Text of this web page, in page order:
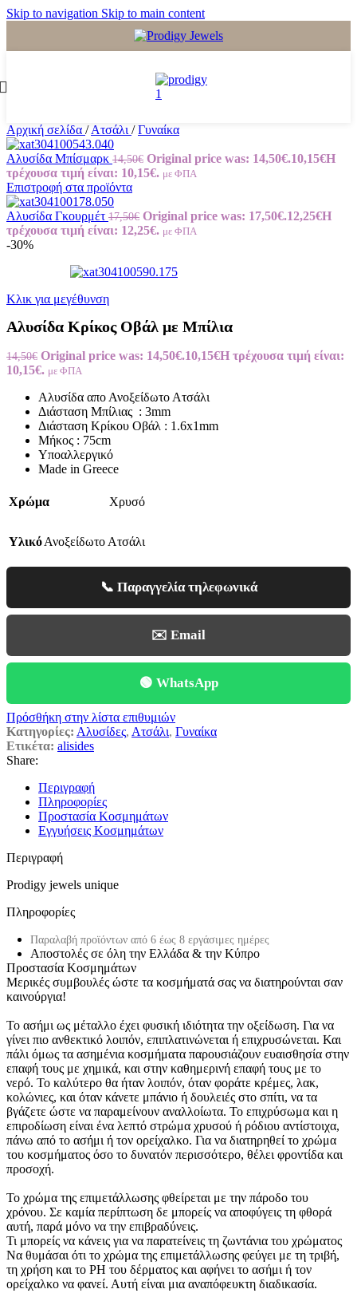
Skip to navigation Skip to main content
Αρχική σελίδα / Ατσάλι / Γυναίκα
Αλυσίδα Μπίσμαρκ 14,50€ Original price was: 14,50€.10,15€Η
τρέχουσα τιμή είναι: 10,15€. με ΦΠΑ
Επιστροφή στα προϊόντα
Αλυσίδα Γκουρμέτ 17,50€ Original price was: 17,50€.12,25€Η
τρέχουσα τιμή είναι: 12,25€. με ΦΠΑ
-30%
Κλικ για μεγέθυνση
Αλυσίδα Κρίκος Οβάλ με Μπίλια
14,50€ Original price was: 14,50€.10,15€Η τρέχουσα τιμή είναι:
10,15€. με ΦΠΑ
Αλυσίδα απο Ανοξείδωτο Ατσάλι
Διάσταση Μπίλιας : 3mm
Διάσταση Κρίκου Οβάλ : 1.6x1mm
Μήκος : 75cm
Υποαλλεργικό
Made in Greece
Χρώμα Χρυσό
ΥλικόΑνοξείδωτο Ατσάλι
📞 Παραγγελία τηλεφωνικά
✉️ Email
🟢 WhatsApp
Πρόσθήκη στην λίστα επιθυμιών
Κατηγορίες: Αλυσίδες, Ατσάλι, Γυναίκα
Ετικέτα: alisides
Share:
Περιγραφή
Πληροφορίες
Προστασία Κοσμημάτων
Εγγυήσεις Κοσμημάτων
Περιγραφή
Prodigy jewels unique
Πληροφορίες
Παραλαβή προϊόντων από 6 έως 8 εργάσιμες ημέρες
Αποστολές σε όλη την Ελλάδα & την Κύπρο
Προστασία Κοσμημάτων
Μερικές συμβουλές ώστε τα κοσμήματά σας να διατηρούνται σαν
καινούργια!
Το ασήμι ως μέταλλο έχει φυσική ιδιότητα την οξείδωση. Για να
γίνει πιο ανθεκτικό λοιπόν, επιπλατινώνεται ή επιχρυσώνεται. Και
πάλι όμως τα ασημένια κοσμήματα παρουσιάζουν ευαισθησία στην
επαφή τους με χημικά, και στην καθημερινή επαφή τους με το
νερό. Το καλύτερο θα ήταν λοιπόν, όταν φοράτε κρέμες, λακ,
κολώνιες, και όταν κάνετε μπάνιο ή δουλειές στο σπίτι, να τα
βγάζετε ώστε να παραμείνουν αναλλοίωτα. Το επιχρύσωμα και η
επιροδίωση είναι ένα λεπτό στρώμα χρυσού ή ρόδιου αντίστοιχα,
πάνω από το ασήμι ή τον ορείχαλκο. Για να διατηρηθεί το χρώμα
του κοσμήματος όσο το δυνατόν περισσότερο, θέλει φροντίδα και
προσοχή.
Το χρώμα της επιμετάλλωσης φθείρεται με την πάροδο του
χρόνου. Σε καμία περίπτωση δε μπορείς να αποφύγεις τη φθορά
αυτή, παρά μόνο να την επιβραδύνεις.
Τι μπορείς να κάνεις για να παρατείνεις τη ζωντάνια του χρώματος
Να θυμάσαι ότι το χρώμα της επιμετάλλωσης φεύγει με τη τριβή,
τη χρήση και το PH του δέρματος και αφήνει το ασήμι ή τον
ορείχαλκο να φανεί. Αυτή είναι μια αναπόφευκτη διαδικασία.